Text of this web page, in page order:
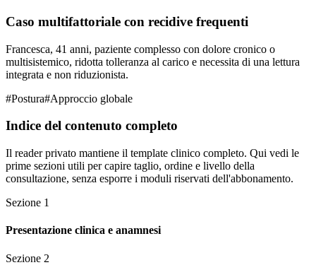
Caso multifattoriale con recidive frequenti
Francesca, 41 anni, paziente complesso con dolore cronico o
multisistemico, ridotta tolleranza al carico e necessita di una lettura
integrata e non riduzionista.
#Postura#Approccio globale
Indice del contenuto completo
Il reader privato mantiene il template clinico completo. Qui vedi le
prime sezioni utili per capire taglio, ordine e livello della
consultazione, senza esporre i moduli riservati dell'abbonamento.
Sezione 1
Presentazione clinica e anamnesi
Sezione 2